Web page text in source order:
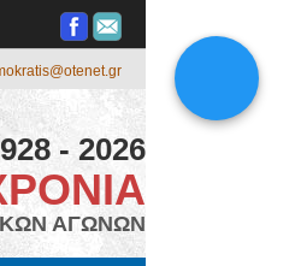
- 2026
ΑΓΩΝΩΝ